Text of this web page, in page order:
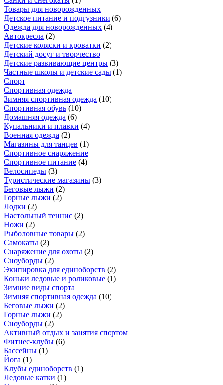
Товары для новорожденных
Детское питание и подгузники (6)
Одежда для новорожденных (4)
Автокресла (2)
Детские коляски и кроватки (2)
Детский досуг и творчество
Детские развивающие центры (3)
Частные школы и детские сады (1)
Спорт
Спортивная одежда
Зимняя спортивная одежда (10)
Спортивная обувь (10)
Домашняя одежда (6)
Купальники и плавки (4)
Военная одежда (2)
Магазины для танцев (1)
Спортивное снаряжение
Спортивное питание (4)
Велосипеды (3)
Туристические магазины (3)
Беговые лыжи (2)
Горные лыжи (2)
Лодки (2)
Настольный теннис (2)
Ножи (2)
Рыболовные товары (2)
Самокаты (2)
Снаряжение для охоты (2)
Сноуборды (2)
Экипировка для единоборств (2)
Коньки ледовые и роликовые (1)
Зимние виды спорта
Зимняя спортивная одежда (10)
Беговые лыжи (2)
Горные лыжи (2)
Сноуборды (2)
Активный отдых и занятия спортом
Фитнес-клубы (6)
Бассейны (1)
Йога (1)
Клубы единоборств (1)
Ледовые катки (1)